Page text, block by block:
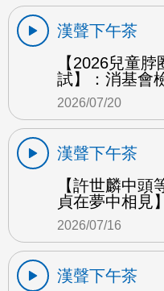
漢聲下午茶
【2026兒童
試】：消基會
2026/07/20
漢聲下午茶
【許世麟中
貞在夢中相見
2026/07/16
漢聲下午茶